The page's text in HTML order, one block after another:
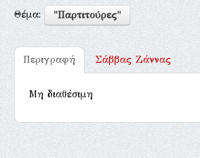
Θέμα: "Παρτιτούρες"
Περιγραφή Σάββας Ζάννας
Μη διαθέσιμη